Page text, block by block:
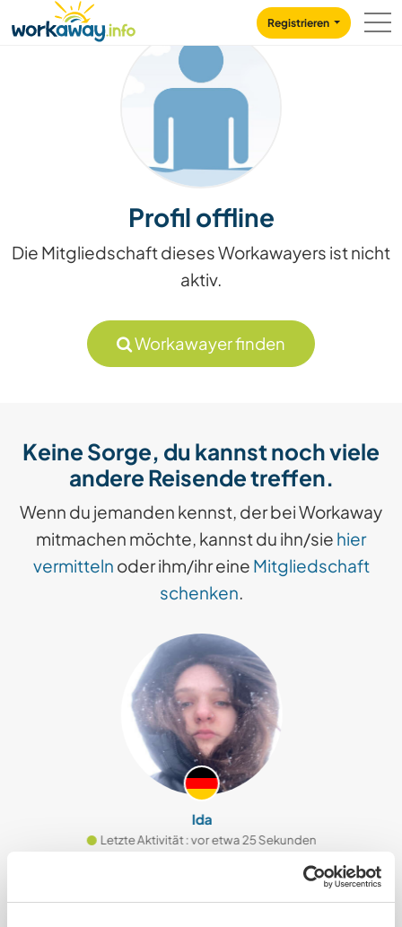
CONTENT
MAIN NAVIGATION
Registrieren
Profil offline
Die Mitgliedschaft dieses Workawayers ist nicht
aktiv.
Workawayer finden
Keine Sorge, du kannst noch viele
andere Reisende treffen.
Wenn du jemanden kennst, der bei Workaway
mitmachen möchte, kannst du ihn/sie hier
vermitteln oder ihm/ihr eine Mitgliedschaft
schenken
Ida
Letzte Aktivität : vor etwa 25 Sekunden